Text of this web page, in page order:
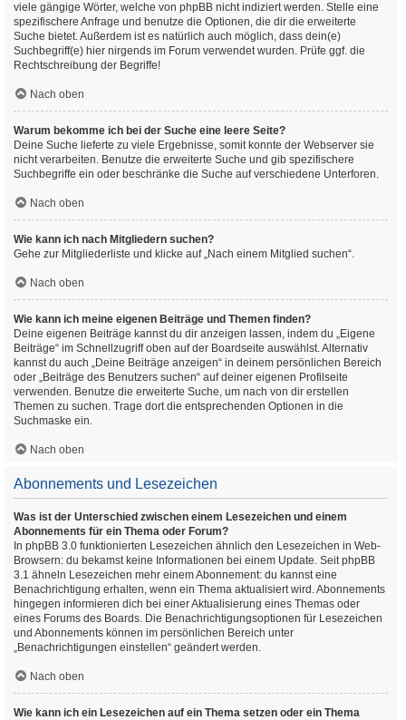
viele gängige Wörter, welche von phpBB nicht indiziert werden. Stelle eine
spezifischere Anfrage und benutze die Optionen, die dir die erweiterte
Suche bietet. Außerdem ist es natürlich auch möglich, dass dein(e)
Suchbegriff(e) hier nirgends im Forum verwendet wurden. Prüfe ggf. die
Rechtschreibung der Begriffe!
Nach oben
Warum bekomme ich bei der Suche eine leere Seite?
Deine Suche lieferte zu viele Ergebnisse, somit konnte der Webserver sie
nicht verarbeiten. Benutze die erweiterte Suche und gib spezifischere
Suchbegriffe ein oder beschränke die Suche auf verschiedene Unterforen.
Nach oben
Wie kann ich nach Mitgliedern suchen?
Gehe zur Mitgliederliste und klicke auf „Nach einem Mitglied suchen“.
Nach oben
Wie kann ich meine eigenen Beiträge und Themen finden?
Deine eigenen Beiträge kannst du dir anzeigen lassen, indem du „Eigene
Beiträge“ im Schnellzugriff oben auf der Boardseite auswählst. Alternativ
kannst du auch „Deine Beiträge anzeigen“ in deinem persönlichen Bereich
oder „Beiträge des Benutzers suchen“ auf deiner eigenen Profilseite
verwenden. Benutze die erweiterte Suche, um nach von dir erstellen
Themen zu suchen. Trage dort die entsprechenden Optionen in die
Suchmaske ein.
Nach oben
Abonnements und Lesezeichen
Was ist der Unterschied zwischen einem Lesezeichen und einem
Abonnements für ein Thema oder Forum?
In phpBB 3.0 funktionierten Lesezeichen ähnlich den Lesezeichen in Web-
Browsern: du bekamst keine Informationen bei einem Update. Seit phpBB
3.1 ähneln Lesezeichen mehr einem Abonnement: du kannst eine
Benachrichtigung erhalten, wenn ein Thema aktualisiert wird. Abonnements
hingegen informieren dich bei einer Aktualisierung eines Themas oder
eines Forums des Boards. Die Benachrichtigungsoptionen für Lesezeichen
und Abonnements können im persönlichen Bereich unter
„Benachrichtigungen einstellen“ geändert werden.
Nach oben
Wie kann ich ein Lesezeichen auf ein Thema setzen oder ein Thema